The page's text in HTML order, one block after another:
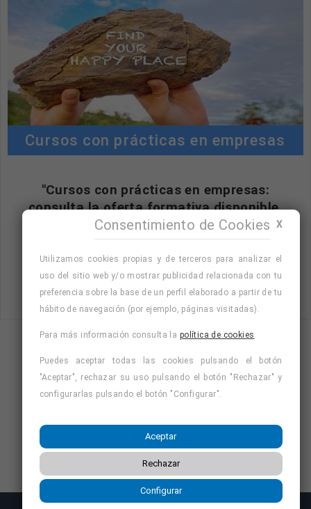
Cursos con prácticas en empresas
"Cursos con prácticas en empresas:
consulta la oferta formativa disponible.
¡Precios con descuento!"
Consulta nuestro listado de cursos
X
Consentimiento de Cookies
Utilizamos cookies propias y de terceros para analizar el
uso del sitio web y/o mostrar publicidad relacionada con tu
preferencia sobre la base de un perfil elaborado a partir de tu
hábito de navegación (por ejemplo, páginas visitadas).
Para más información consulta la política de cookies
Puedes aceptar todas las cookies pulsando el botón
"Aceptar", rechazar su uso pulsando el botón "Rechazar" y
configurarlas pulsando el botón "Configurar".
Aceptar
Rechazar
Configurar